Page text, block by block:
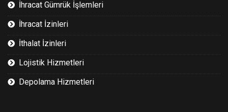
İhracat Gümrük İşlemleri
İhracat İzinleri
İthalat İzinleri
Lojistik Hizmetleri
Depolama Hizmetleri